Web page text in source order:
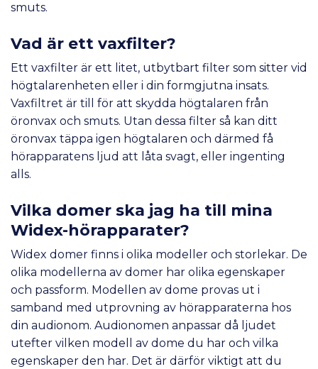
smuts.
Vad är ett vaxfilter?
Ett vaxfilter är ett litet, utbytbart filter som sitter vid
högtalarenheten eller i din formgjutna insats.
Vaxfiltret är till för att skydda högtalaren från
öronvax och smuts. Utan dessa filter så kan ditt
öronvax täppa igen högtalaren och därmed få
hörapparatens ljud att låta svagt, eller ingenting
alls.
Vilka domer ska jag ha till mina
Widex-hörapparater?
Widex domer finns i olika modeller och storlekar. De
olika modellerna av domer har olika egenskaper
och passform. Modellen av dome provas ut i
samband med utprovning av hörapparaterna hos
din audionom. Audionomen anpassar då ljudet
utefter vilken modell av dome du har och vilka
egenskaper den har. Det är därför viktigt att du